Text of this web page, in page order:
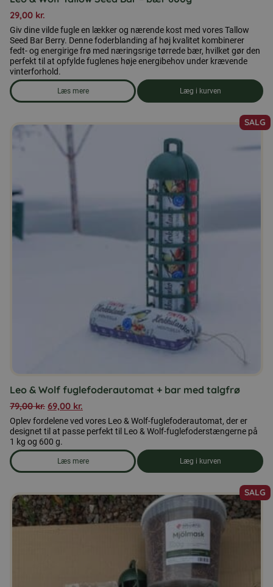
29,00 kr.
Giv dine vilde fugle en lækker og nærende kost med vores Tallow
Seed Bar Berry. Denne foderblanding af høj kvalitet kombinerer
fedt- og energirige frø med næringsrige tørrede bær, hvilket gør den
perfekt til at opfylde fuglenes høje energibehov under krævende
vinterforhold.
Læs mere
om produkten Leo & Wolf Tallow Seed Bar - bær 600g
Læg i kurven
SALG
Leo & Wolf fuglefoderautomat + bar med talgfrø
79,00kr. 69,00 kr.
Oplev fordelene ved vores Leo & Wolf-fuglefoderautomat, der er
designet til at passe perfekt til Leo & Wolf-fuglefoderstængerne på
1 kg og 600 g.
Læs mere
om produkten Leo & Wolf fuglefoderautomat + bar med
Læg i kurven
Dette
varianter.
kan
SALG